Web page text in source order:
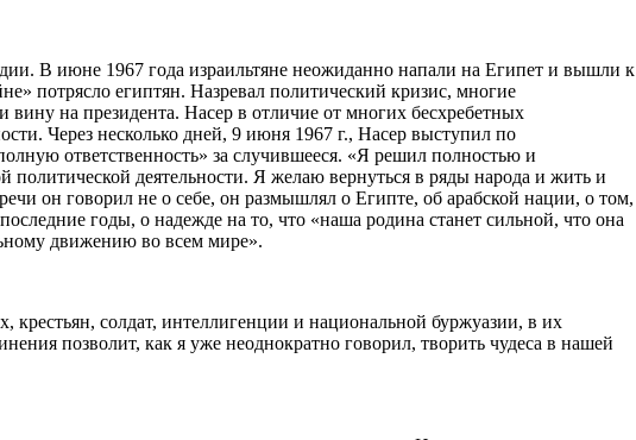
В июне 1967 года израильтяне неожиданно напали на Египет и вышли к
потрясло египтян. Назревал политический кризис, многие
на президента. Насер в отличие от многих бесхребетных
Через несколько дней, 9 июня 1967 г., Насер выступил по
ответственность» за случившееся. «Я решил полностью и
политической деятельности. Я желаю вернуться в ряды народа и жить и
он говорил не о себе, он размышлял о Египте, об арабской нации, о том,
годы, о надежде на то, что «наша родина станет сильной, что она
движению во всем мире».
солдат, интеллигенции и национальной буржуазии, в их
позволит, как я уже неоднократно говорил, творить чудеса в нашей